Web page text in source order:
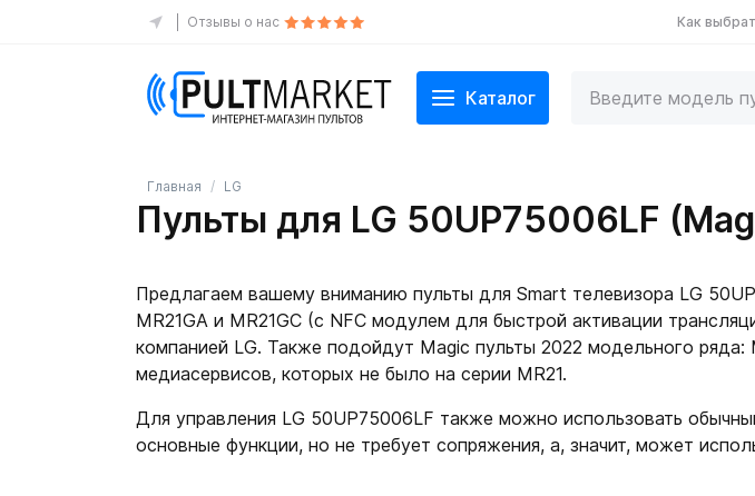
Отзывы о нас Как
Каталог
Главная LG
Пульты для LG 50UP75006LF
Предлагаем вашему вниманию пульты для Smart телевизора LG
MR21GA и MR21GC (с NFC модулем для быстрой активации
компанией LG. Также подойдут Magic пульты 2022 модельного ряда:
медиасервисов, которых не было на серии MR21.
Для управления LG 50UP75006LF также можно использовать
основные функции, но не требует сопряжения, а, значит, может